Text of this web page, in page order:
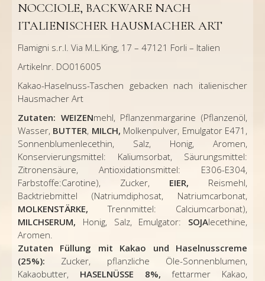
NOCCIOLE, BACKWARE NACH
ITALIENISCHER HAUSMACHER ART
Flamigni s.r.l. Via M.L.King, 17 – 47121 Forli – Italien
Artikelnr. DO016005
Kakao-Haselnuss-Taschen gebacken nach italienischer
Hausmacher Art
Zutaten: WEIZENmehl, Pflanzenmargarine (Pflanzenöl,
Wasser, BUTTER, MILCH, Molkenpulver, Emulgator E471,
Sonnenblumenlecethin, Salz, Honig, Aromen,
Konservierungsmittel: Kaliumsorbat, Säurungsmittel:
Zitronensäure, Antioxidationsmittel: E306-E304,
Farbstoffe:Carotine), Zucker, EIER, Reismehl,
Backtriebmittel (Natriumdiphosat, Natriumcarbonat,
MOLKENSTÄRKE,Trennmittel: Calciumcarbonat),
MILCHSERUM, Honig, Salz, Emulgator: SOJAlecethine,
Aromen.
Zutaten Füllung mit Kakao und Haselnusscreme
(25%): Zucker, pflanzliche Öle-Sonnenblumen,
Kakaobutter, HASELNÜSSE 8%,fettarmer Kakao,